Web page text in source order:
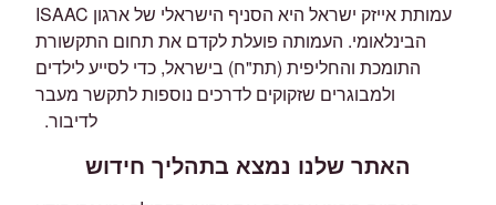
עמותת אייזק ישראל היא הסניף הישראלי של ארגון ISAAC
הבינלאומי. העמותה פועלת לקדם את תחום התקשורת
התומכת והחליפית (תת"ח) בישראל, כדי לסייע לילדים
ולמבוגרים שזקוקים לדרכים נוספות לתקשר מעבר
לדיבור.
האתר שלנו נמצא בתהליך חידוש